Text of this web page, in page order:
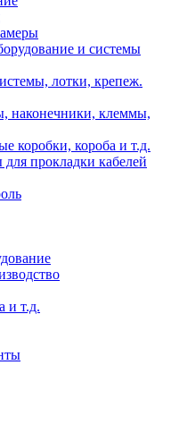
и системы
лотки, крепеж.
наконечники, клеммы,
коробки, короба и т.д.
прокладки кабелей
и т.д.